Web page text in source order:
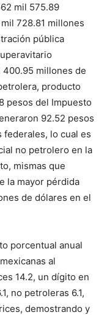
mil 575.89
728.81 millones
pública
400.95 millones de
producto
pesos del Impuesto
92.52 pesos
lo cual es
no petrolero en la
mismas que
la mayor pérdida
de dólares en el
porcentual anual
al
14.2, un dígito en
no petroleras 6.1,
demostrando y